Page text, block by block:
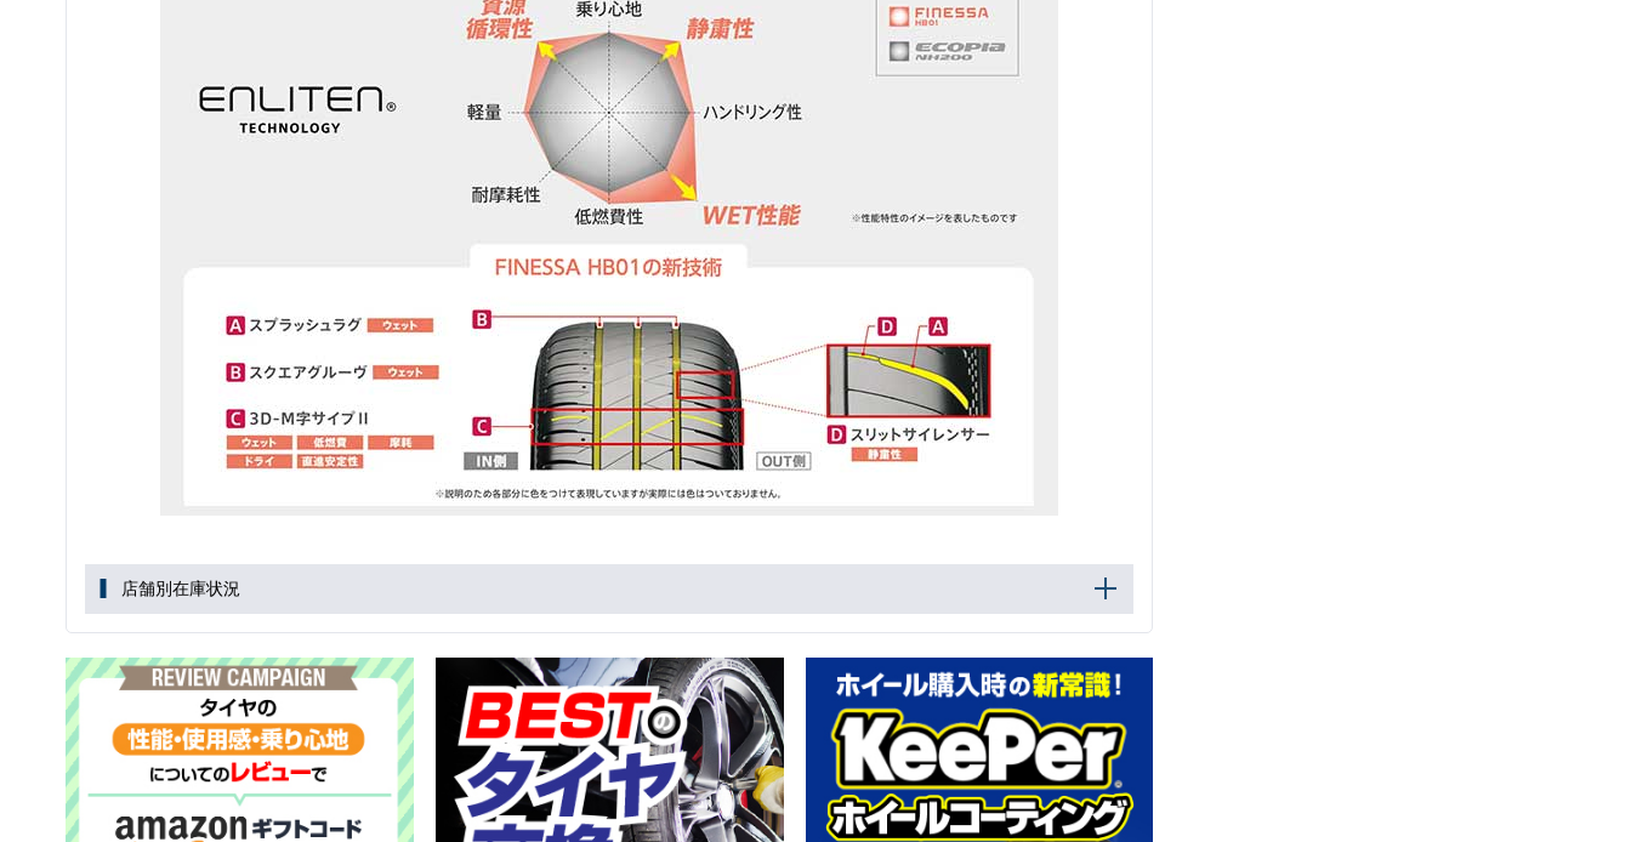
店舗別在庫状況